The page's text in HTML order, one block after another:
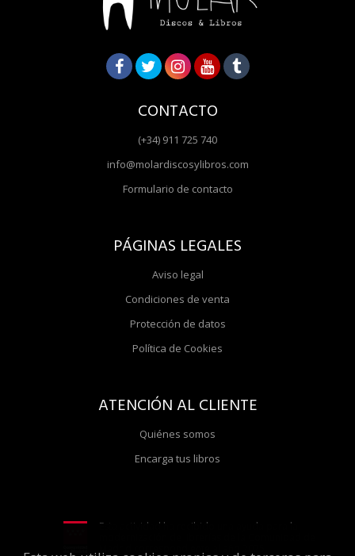
CONTACTO
(+34) 911 725 740
info@molardiscosylibros.com
Formulario de contacto
PÁGINAS LEGALES
Aviso legal
Condiciones de venta
Protección de datos
Política de Cookies
ATENCIÓN AL CLIENTE
Quiénes somos
Encarga tus libros
Esta actividad ha recibido una ayuda para la